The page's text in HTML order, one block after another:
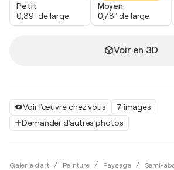
Voir l'œuvre chez vous
7 images
Demander d'autres photos
Galerie d'art Peinture Paysage Semi-
Petit
0,39" de large
Moyen
0,78" de large
Voir en 3D